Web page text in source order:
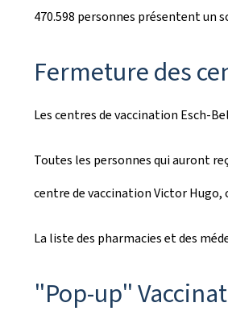
470.598 personnes présentent un
Fermeture des
Les centres de vaccination Esch-
Toutes les personnes qui auront
centre de vaccination Victor Hugo,
La liste des pharmacies et des
"Pop-up"